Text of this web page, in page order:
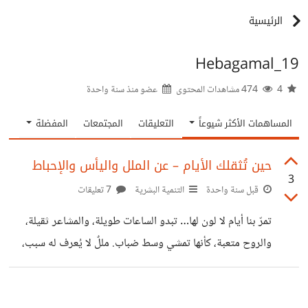
الرئيسية
Hebagamal_19
عضو منذسنة واحدة
المساهمات الأكثر شيوعاً التعليقات المجتمعات المفضلة
3
حين تُثقلك الأيام – عن الملل واليأس والإحباط
قبل سنة واحدة التنمية البشرية
تمرّ بنا أيام لا لون لها… تبدو الساعات طويلة، والمشاعر ثقيلة،
والروح متعبة، كأنها تمشي وسط ضباب. مللٌ لا يُعرف له سبب،
يأسٌ يهمس في القلب: لا جدوى، وإحباطٌ يطفئ شعلة الحماسة.